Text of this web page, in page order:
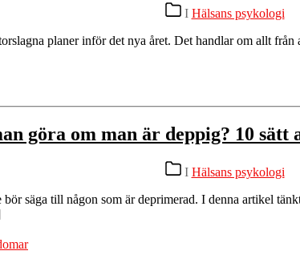
Kategorier
I Hälsans psykologi
planer inför det nya året. Det handlar om allt
göra om man är deppig? 10 sätt
Kategorier
I Hälsans psykologi
säga till någon som är deprimerad. I denna artikel